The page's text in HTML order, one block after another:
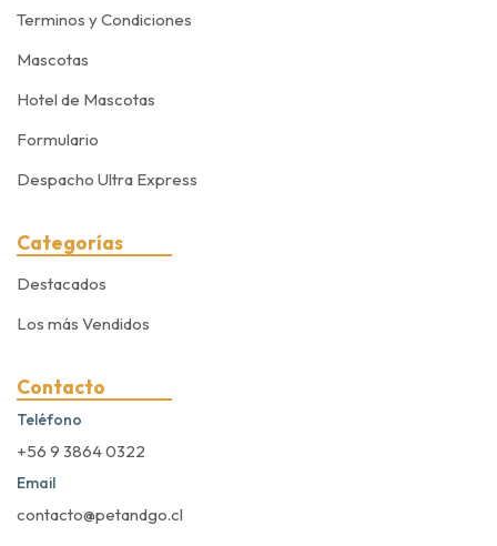
Terminos y Condiciones
Mascotas
Hotel de Mascotas
Formulario
Despacho Ultra Express
Categorías
Destacados
Los más Vendidos
Contacto
Teléfono
+56 9 3864 0322
Email
contacto@petandgo.cl